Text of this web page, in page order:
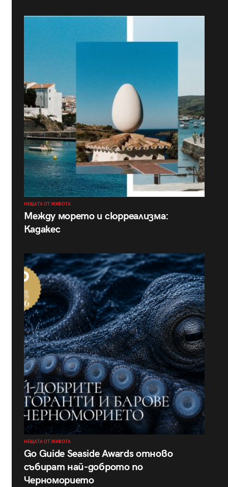
НЕЩАТА ОТ ЖИВОТА
Между морето и сюрреализма:
Кадакес
НЕЩАТА ОТ ЖИВОТА
Go Guide Seaside Awards отново
събират най-доброто по
Черноморието